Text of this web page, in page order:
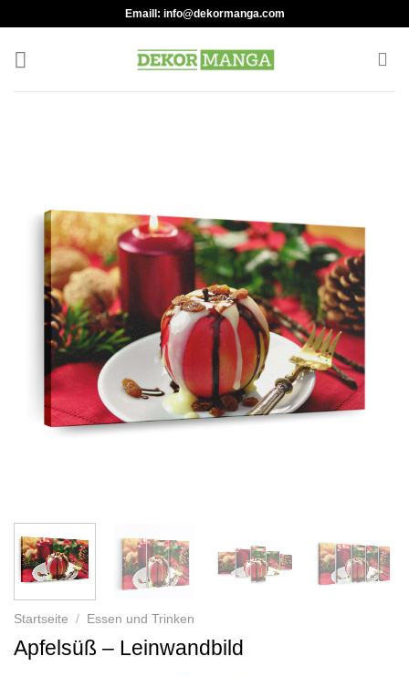
to
content
Emaill: info@dekormanga.com
Startseite / Essen und Trinken
Apfelsüß – Leinwandbild